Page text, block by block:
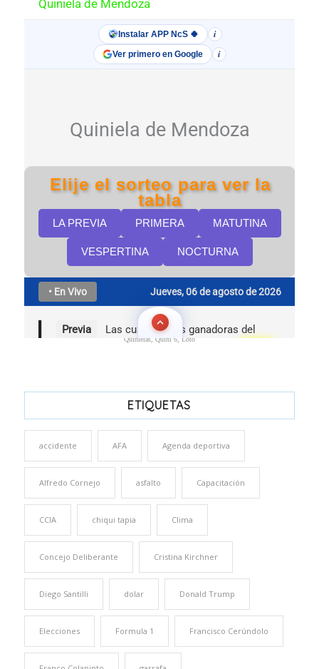
Quinielas, Quini 6, Loto
ETIQUETAS
accidente AFA Agenda deportiva
Alfredo Cornejo asfalto Capacitación
CCIA chiqui tapia Clima
Concejo Deliberante Cristina Kirchner
Diego Santilli dolar Donald Trump
Elecciones Formula 1 Francisco Cerúndolo